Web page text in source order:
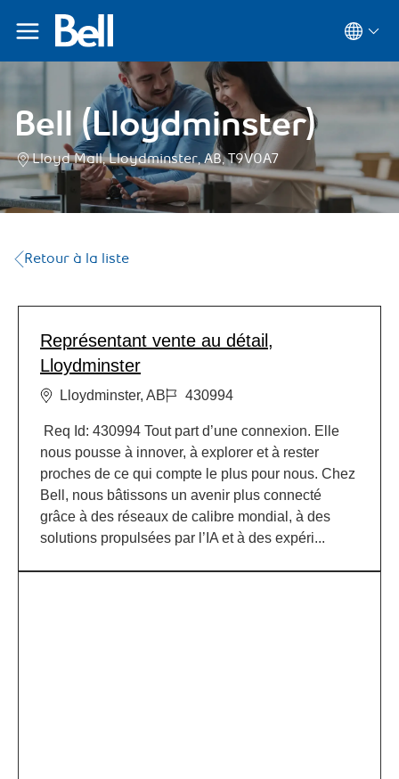
Bell (Lloydminster)
Lloyd Mall, Lloydminster, AB, T9V0A7
Retour à la liste
Représentant vente au détail,
Lloydminster
Lloydminster, AB 430994
Req Id: 430994 Tout part d’une connexion. Elle
nous pousse à innover, à explorer et à rester
proches de ce qui compte le plus pour nous. Chez
Bell, nous bâtissons un avenir plus connecté
grâce à des réseaux de calibre mondial, à des
solutions propulsées par l’IA et à des expéri...